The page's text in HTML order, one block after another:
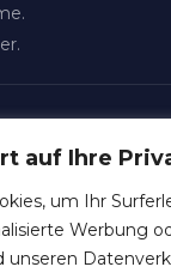
auf Ihre
um Ihr
Werbung
unseren